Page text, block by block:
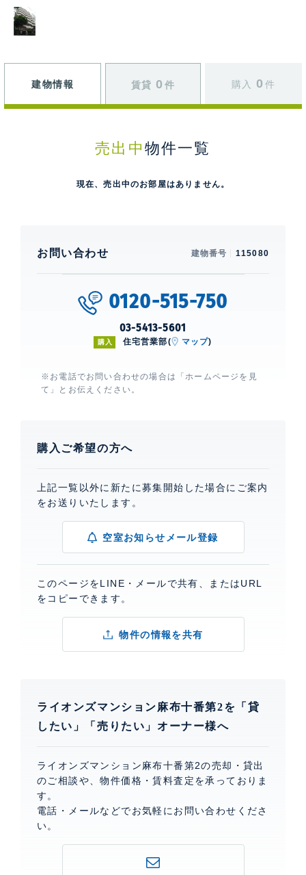
建物情報 賃貸 0 件 購入 0 件
売出中 物件一覧
現在、売出中のお部屋はありません。
お問い合わせ 建物番号 115080
0120-515-750
03-5413-5601
購入 住宅営業部( マップ)
※お電話でお問い合わせの場合は「ホームページを見
て」とお伝えください。
購入ご希望の方へ
上記一覧以外に新たに募集開始した場合にご案内
をお送りいたします。
空室お知らせメール登録
このページをLINE・メールで共有、またはURL
をコピーできます。
物件の情報を共有
ライオンズマンション麻布十番第2を「貸
したい」「売りたい」オーナー様へ
ライオンズマンション麻布十番第2の売却・貸出
のご相談や、物件価格・賃料査定を承っておりま
す。
電話・メールなどでお気軽にお問い合わせくださ
い。